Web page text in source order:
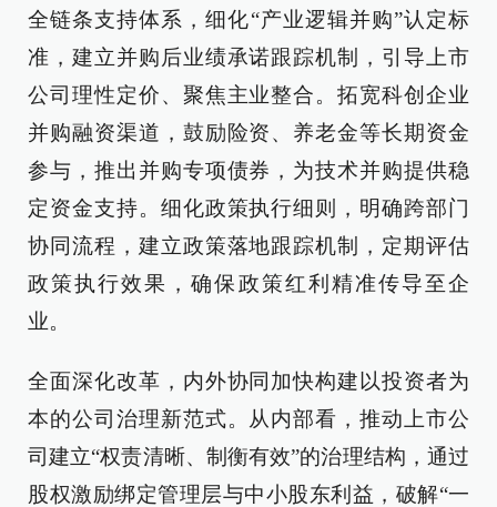
全链条支持体系，细化“产业逻辑并购”认定标
准，建立并购后业绩承诺跟踪机制，引导上市
公司理性定价、聚焦主业整合。拓宽科创企业
并购融资渠道，鼓励险资、养老金等长期资金
参与，推出并购专项债券，为技术并购提供稳
定资金支持。细化政策执行细则，明确跨部门
协同流程，建立政策落地跟踪机制，定期评估
政策执行效果，确保政策红利精准传导至企
业。
全面深化改革，内外协同加快构建以投资者为
本的公司治理新范式。从内部看，推动上市公
司建立“权责清晰、制衡有效”的治理结构，通过
股权激励绑定管理层与中小股东利益，破解“一